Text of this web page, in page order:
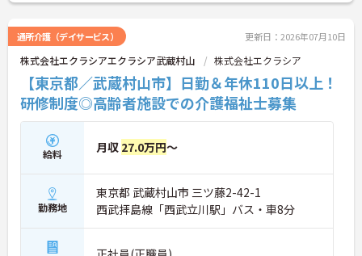
ュ休暇が支給されるため、しっかりと休息を取りな
がらオンオフのメリハリをつけて働けます。
・髪色やネイルなどが原則自由となっており、定年
65歳・再雇用70歳までの継続雇用制度のもとで、ご
自身のスタイルを保ちながら末永く活躍できます。
ご興味のある方は面接対策ポイントなどお話致しま
通所介護（デイサービス） 更新日：2026年07月10日
株式会社エクラシアエクラシア武蔵村山 株式会社エクラシア
【東京都／武蔵村山市】日勤＆年休110日以上！
研修制度◎高齢者施設での介護福祉士募集
給料 月収 27.0万円～
勤務地
東京都 武蔵村山市 三ツ藤2-42-1
西武拝島線「西武立川駅」バス・車8分